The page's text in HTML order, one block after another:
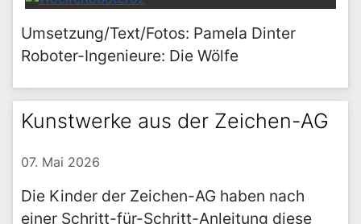
Umsetzung/Text/Fotos: Pamela Dinter
Roboter-Ingenieure: Die Wölfe
Kunstwerke aus der Zeichen-AG
07. Mai 2026
Die Kinder der Zeichen-AG haben nach
einer Schritt-für-Schritt-Anleitung diese